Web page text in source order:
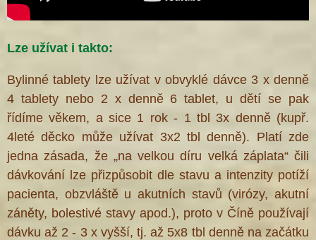
Lze užívat i takto:
Bylinné tablety lze užívat v obvyklé dávce 3 x denně
4 tablety nebo 2 x denně 6 tablet, u dětí se pak
řídíme věkem, a sice 1 rok - 1 tbl 3x denně (kupř.
4leté děcko může užívat 3x2 tbl denně). Platí zde
jedna zásada, že „na velkou díru velká záplata“ čili
dávkování lze přizpůsobit dle stavu a intenzity potíží
pacienta, obzvláště u akutních stavů (virózy, akutní
záněty, bolestivé stavy apod.), proto v Číně používají
dávku až 2 - 3 x vyšší, tj. až 5x8 tbl denně na začátku